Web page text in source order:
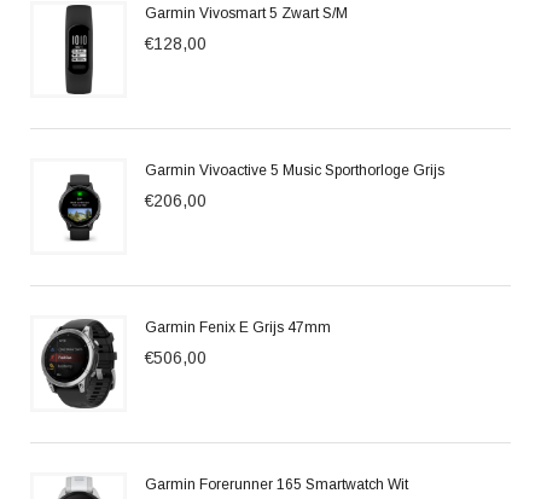
Garmin Vivosmart 5 Zwart S/M
€128,00
Garmin Vivoactive 5 Music Sporthorloge Grijs
€206,00
Garmin Fenix E Grijs 47mm
€506,00
Garmin Forerunner 165 Smartwatch Wit